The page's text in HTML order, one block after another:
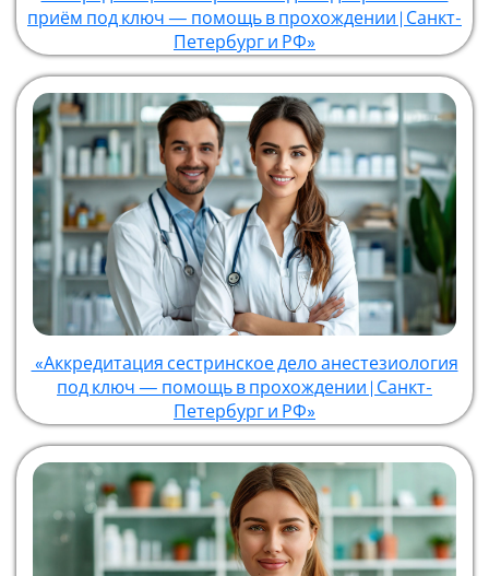
приём под ключ — помощь в прохождении | Санкт-
Петербург и РФ»
«Аккредитация сестринское дело анестезиология
под ключ — помощь в прохождении | Санкт-
Петербург и РФ»